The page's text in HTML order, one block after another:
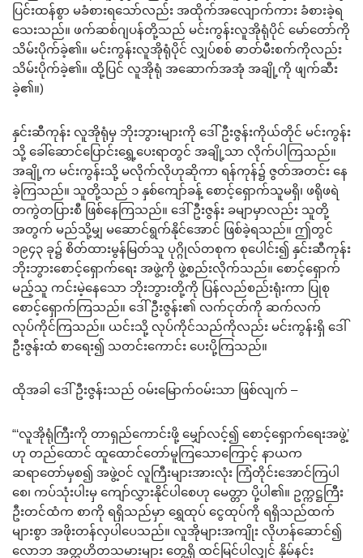
ပြင်းထန်စွာ မခံစားရသော်လည်း အထိုက်အလျောက်ကား ခံစားခဲ့ရ
သေးသည်။ ဖက်ဆစ်ဂျပန်တို့သည် မင်းကွန်းလူအိုရုံပိုင် မော်တော်ကို
သိမ်းပိုက်ခဲ့၏။ မင်းကွန်းလူအိုရုံပိုင် လျှပ်စစ် ဓာတ်မီးစက်ကိုလည်း
သိမ်းပိုက်ခဲ့၏။ ထို့ပြင် လူအိုရုံ အဆောက်အအုံ အချို့ကို ဖျက်ဆီး
ခဲ့၏။)
နှင်းဆီကုန်း လူအိုရုံမှ ဘိုးဘွားများကို ဒေါ်ဦးဇွန်းကိုယ်တိုင် မင်းကွန်း
သို့ ခေါ်ဆောင်ပြောင်းရွှေ့ပေးရာတွင် အချို့သာ လိုက်ပါကြသည်။
အချို့က မင်းကွန်းသို့ မလိုက်လိုဟုဆိုကာ ရန်ကုန်၌ ဇွတ်အတင်း နေ
ခဲ့ကြသည်။ သူတို့သည် ၁ နှစ်ကျော်ခန့် စောင့်ရှောက်သူမရှိ၊ ဖရိုဖရဲ
တကွဲတပြားစီ ဖြစ်နေကြသည်။ ဒေါ်ဦးဇွန်း ခမျာမှာလည်း သူတို့
အတွက် မည်သို့မျှ မဆောင်ရွက်နိုင်အောင် ဖြစ်ခဲ့ရသည်။ ဤတွင်
၁၉၄၃ ခု၌ စိတ်ထားမွန်မြတ်သူ ပုဂ္ဂိုလ်တစုက စုပေါင်း၍ နှင်းဆီကုန်း
ဘိုးဘွားစောင့်ရှောက်ရေး အဖွဲ့ကို ဖွဲ့စည်းလိုက်သည်။ စောင့်ရှောက်
မည့်သူ ကင်းမဲ့နေသော ဘိုးဘွားတို့ကို ပြန်လည်စည်းရုံးကာ ပြုစု
စောင့်ရှောက်ကြသည်။ ဒေါ်ဦးဇွန်း၏ လက်ငုတ်ကို ဆက်လက်
လုပ်ကိုင်ကြသည်။ ယင်းသို့ လုပ်ကိုင်သည်ကိုလည်း မင်းကွန်းရှိ ဒေါ်
ဦးဇွန်းထံ စာရေး၍ သတင်းကောင်း ပေးပို့ကြသည်။
ထိုအခါ ဒေါ်ဦးဇွန်းသည် ဝမ်းမြောက်ဝမ်းသာ ဖြစ်လျက် –
“‘လူအိုရုံကြီးကို တာရှည်ကောင်းဖို့ မျှော်လင့်၍ စောင့်ရှောက်ရေးအဖွဲ့’
ဟု တည်ထောင် ထူထောင်တော်မူကြသောကြောင့် နာယက
ဆရာတော်မှစ၍ အဖွဲ့ဝင် လူကြီးများအားလုံး ကြံတိုင်းအောင်ကြပါ
စေ၊ ကပ်သုံးပါးမှ ကျော်လွှားနိုင်ပါစေဟု မေတ္တာ ပို့ပါ၏။ ဥက္ကဋ္ဌကြီး
ဦးတင်ထံက စာကို ရရှိသည်မှာ ရွှေထုပ် ငွေထုပ်ကို ရရှိသည်ထက်
များစွာ အဖိုးတန်လှပါပေသည်။ လူအိုများအကျိုး လိုဟန်ဆောင်၍
လောဘ အတ္တဟိတသမားများ တွေ့ရှိ ထင်မြင်ပါလျှင် နှိမ်နင်း